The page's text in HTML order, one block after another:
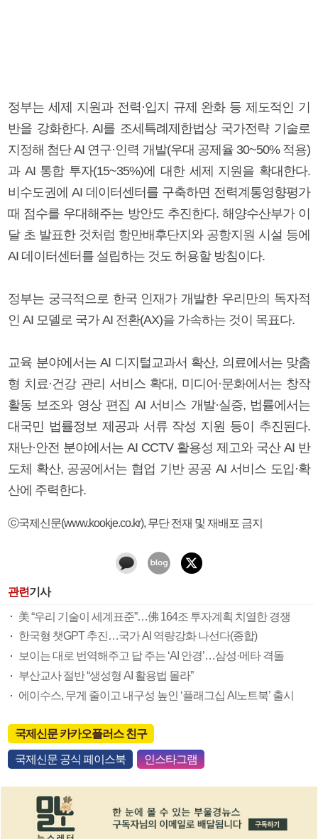
정부는 세제 지원과 전력·입지 규제 완화 등 제도적인 기
반을 강화한다. AI를 조세특례제한법상 국가전략 기술로
지정해 첨단 AI 연구·인력 개발(우대 공제율 30~50% 적용)
과 AI 통합 투자(15~35%)에 대한 세제 지원을 확대한다.
비수도권에 AI 데이터센터를 구축하면 전력계통영향평가
때 점수를 우대해주는 방안도 추진한다. 해양수산부가 이
달 초 발표한 것처럼 항만배후단지와 공항지원 시설 등에
AI 데이터센터를 설립하는 것도 허용할 방침이다.
정부는 궁극적으로 한국 인재가 개발한 우리만의 독자적
인 AI 모델로 국가 AI 전환(AX)을 가속하는 것이 목표다.
교육 분야에서는 AI 디지털교과서 확산, 의료에서는 맞춤
형 치료·건강 관리 서비스 확대, 미디어·문화에서는 창작
활동 보조와 영상 편집 AI 서비스 개발·실증, 법률에서는
대국민 법률정보 제공과 서류 작성 지원 등이 추진된다.
재난·안전 분야에서는 AI CCTV 활용성 제고와 국산 AI 반
도체 확산, 공공에서는 협업 기반 공공 AI 서비스 도입·확
산에 주력한다.
ⓒ국제신문(www.kookje.co.kr), 무단 전재 및 재배포 금지
관련기사
美 “우리 기술이 세계표준”…佛 164조 투자계획 치열한 경쟁
한국형 챗GPT 추진…국가 AI 역량강화 나선다(종합)
보이는 대로 번역해주고 답 주는 ‘AI 안경’…삼성·메타 격돌
부산교사 절반 “생성형 AI 활용법 몰라”
에이수스, 무게 줄이고 내구성 높인 ‘플래그십 AI노트북’ 출시
국제신문 카카오플러스 친구
국제신문 공식 페이스북 인스타그램